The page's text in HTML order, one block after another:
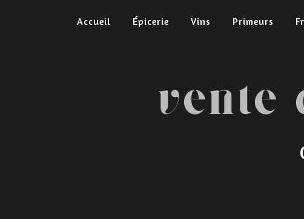
Accueil Épicerie Vins Primeurs
vente